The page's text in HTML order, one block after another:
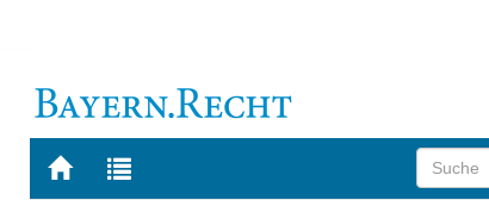
Zur
Zur